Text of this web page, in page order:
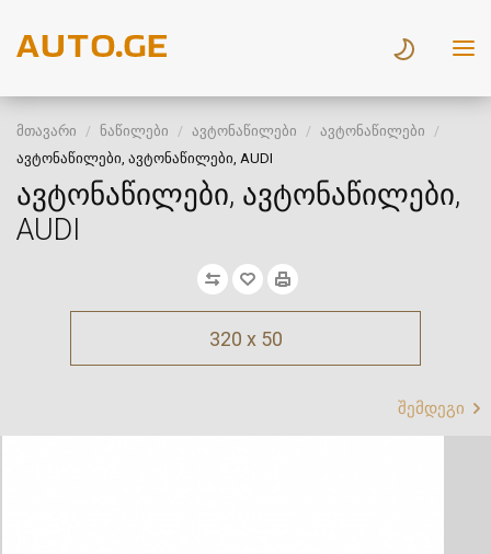
მთავარი ნაწილები ავტონაწილები
ავტონაწილები
ავტონაწილები, ავტონაწილები, AUDI
ავტონაწილები, ავტონაწილები,
AUDI
320 x 50
შემდეგი